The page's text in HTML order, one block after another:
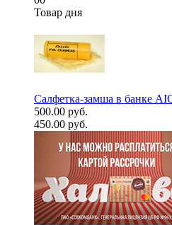
Товар дня
Салфетка-замша в банке
500.00 руб.
450.00 руб.